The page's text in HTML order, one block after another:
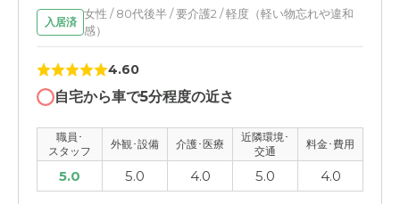
現在、コロナで面会ができないが、様子を写真を送ってく
れたり、こちらの要望にこたえてくれる。
職員・スタッフ・他入居者の雰囲気について
とても優しく接してくださって良かったです。座る場所が
他の人達とも話ができると良いと思う。
外観・内装・居室・設備について
入居済
女性 / 80代後半 / 要介護2 / 軽度（軽い物忘れや違和
感）
4.60
自宅から車で5分程度の近さ
職員･
スタッフ
外観･設備 介護･医療
近隣環境･
交通
料金･費用
5.0 5.0 4.0 5.0 4.0